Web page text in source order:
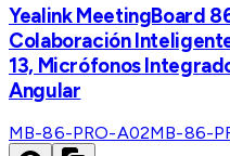
Yealink MeetingBoard
Colaboración
13, Micrófonos
Angular
MB-86-PRO-A02MB-86-